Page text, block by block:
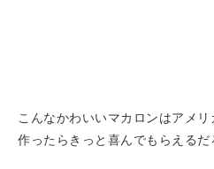
こんなかわいいマカロンはアメリ
作ったらきっと喜んでもらえるだ